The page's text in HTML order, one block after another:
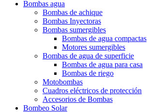
Bombas agua
Bombas de achique
Bombas Inyectoras
Bombas sumergibles
Bombas de agua compactas
Motores sumergibles
Bombas de agua de superficie
Bombas de agua para casa
Bombas de riego
Motobombas
Cuadros eléctricos de protección
Accesorios de Bombas
Bombeo Solar